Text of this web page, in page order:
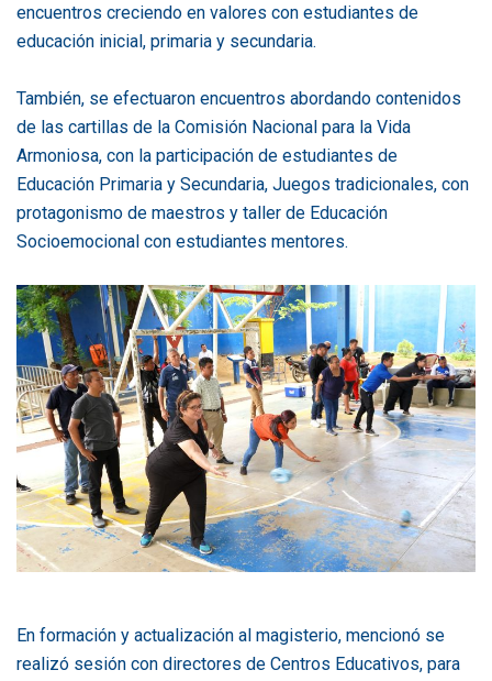
encuentros creciendo en valores con estudiantes de
educación inicial, primaria y secundaria.
También, se efectuaron encuentros abordando contenidos
de las cartillas de la Comisión Nacional para la Vida
Armoniosa, con la participación de estudiantes de
Educación Primaria y Secundaria, Juegos tradicionales, con
protagonismo de maestros y taller de Educación
Socioemocional con estudiantes mentores.
En formación y actualización al magisterio, mencionó se
realizó sesión con directores de Centros Educativos, para